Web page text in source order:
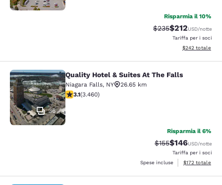
Risparmia il 10%
Tariffa di barratura:
$235Tariffa
$212USD/notte
Tariffa per i soci
Visualizza i
$242 totale
Quality Hotel & Suites At The Falls
36
Quality Hotel & Suites At The Falls
Niagara Falls, NY
26.65 km
Valutazione di 3.13 stelle. Buono. 3460 recensioni
3.1(3.460)
Risparmia il 6%
Tariffa di barratura:
$155Tariffa
$146USD/notte
Tariffa per i soci
Spese incluse
Visualizza i
$172 totale